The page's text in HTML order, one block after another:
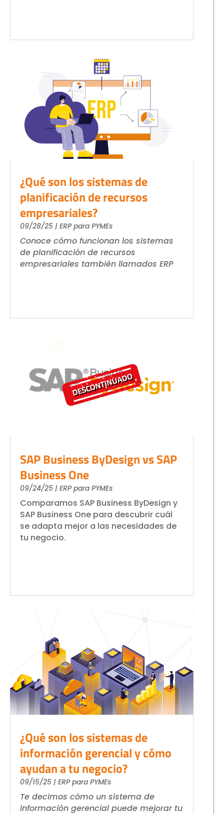
¿Qué son los sistemas de
planificación de recursos
empresariales?
09/28/25 | ERP para PYMEs
Conoce cómo funcionan los sistemas
de planificación de recursos
empresariales también llamados ERP
SAP Business ByDesign vs SAP
Business One
09/24/25 | ERP para PYMEs
Comparamos SAP Business ByDesign y
SAP Business One para descubrir cuál
se adapta mejor a las necesidades de
tu negocio.
¿Qué son los sistemas de
información gerencial y cómo
ayudan a tu negocio?
09/15/25 | ERP para PYMEs
Te decimos cómo un sistema de
información gerencial puede mejorar tu